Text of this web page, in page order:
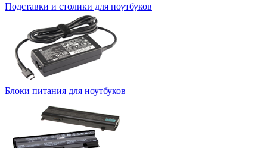
Подставки и столики для ноутбуков
Блоки питания для ноутбуков